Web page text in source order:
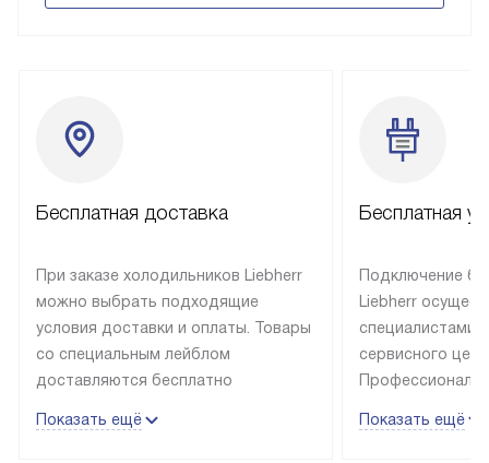
Бесплатная доставка
При заказе холодильников Liebherr
можно выбрать подходящие
условия доставки и оплаты. Товары
со специальным лейблом
доставляются бесплатно
до подъезда, выезд за МКАД
Показать ещё
Бесплатная
Подключение
Liebherr
специалистами
сервисного
эксплуатации
Показать ещё